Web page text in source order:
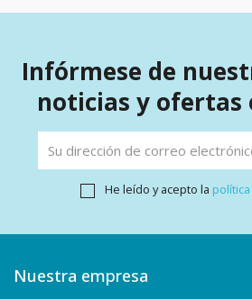
Infórmese de
noticias y ofertas
He leído y acepto la
Nuestra empresa